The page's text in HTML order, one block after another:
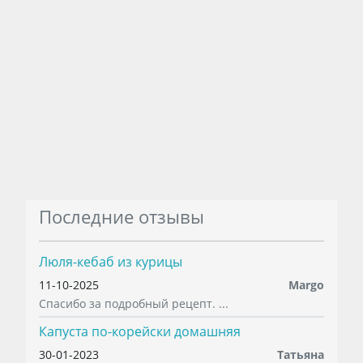
Последние отзывы
Люля-кебаб из курицы
11-10-2025
Margo
Спасибо за подробный рецепт. ...
Капуста по-корейски домашняя
30-01-2023
Татьяна